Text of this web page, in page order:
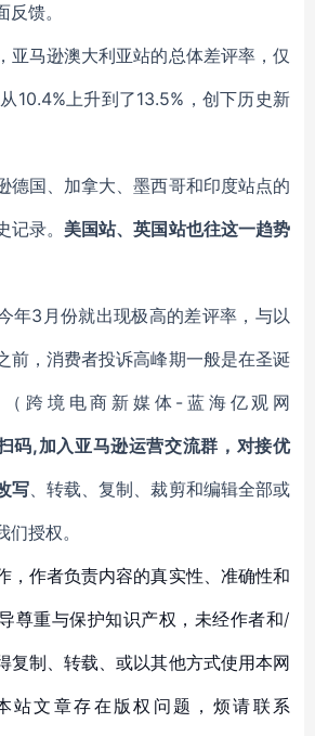
馈。
亚马逊澳大利亚站的总体差评率，仅
10.4%上升到了13.5%，创下历史新
德国、加拿大、墨西哥和印度站点的
录。 美国站、英国站也往这一趋势
年3月份就出现极高的差评率，与以
前，消费者投诉高峰期一般是在圣诞
跨境电商新媒体-蓝海亿观网
码,加入亚马逊运营交流群，对接优
写、转载、复制、裁剪和编辑全部或
授权。
，作者负责内容的真实性、准确性和
尊重与保护知识产权，未经作者和/
复制、转载、或以其他方式使用本网
站文章存在版权问题，烦请联系